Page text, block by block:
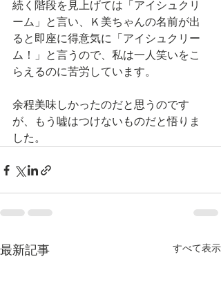
続く階段を見上げては「アイシュクリ
ーム」と言い、Ｋ美ちゃんの名前が出
ると即座に得意気に「アイシュクリー
ム！」と言うので、私は一人笑いをこ
らえるのに苦労しています。
余程美味しかったのだと思うのです
が、もう嘘はつけないものだと悟りま
した。
最新記事 すべて表示